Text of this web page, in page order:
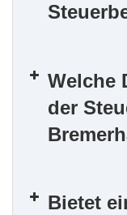
Welche
der
Bietet